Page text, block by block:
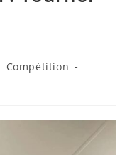
Compétition